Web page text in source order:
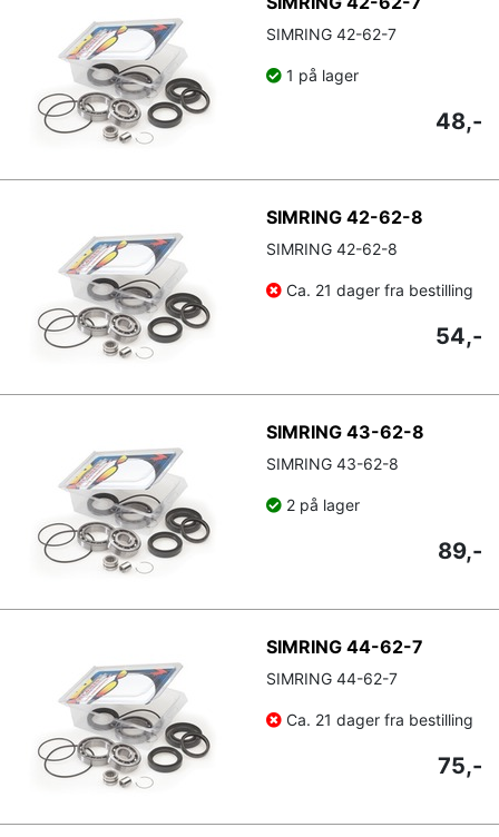
SIMRING 42-62-7
1 på lager
48,-
SIMRING 42-62-8
SIMRING 42-62-8
Ca. 21 dager fra bestilling
54,-
SIMRING 43-62-8
SIMRING 43-62-8
2 på lager
89,-
SIMRING 44-62-7
SIMRING 44-62-7
Ca. 21 dager fra bestilling
75,-